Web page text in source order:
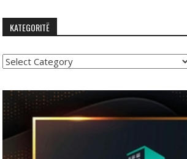
KATEGORITË
Kategoritë